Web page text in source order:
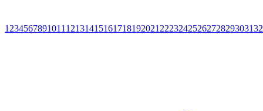
1 234567891011 12131415161718192021 2223242526272829303132